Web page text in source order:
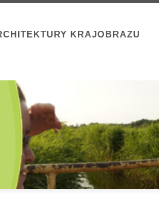
KRAJOBRAZU